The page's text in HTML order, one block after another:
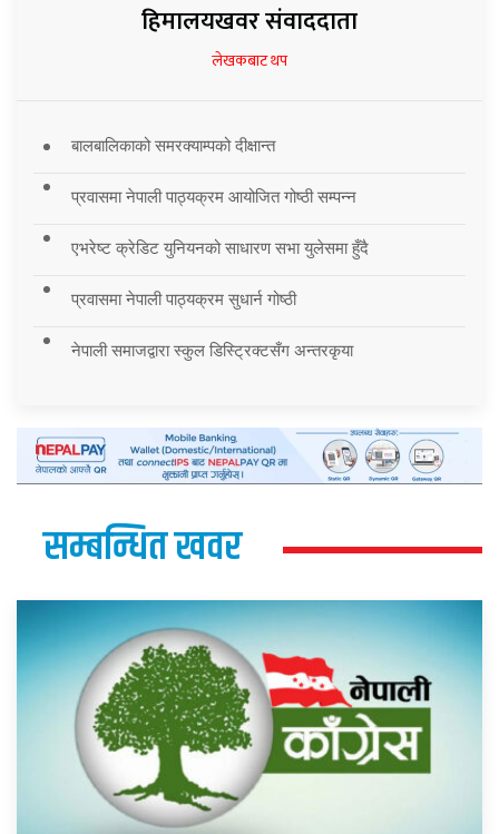
हिमालयखवर संवाददाता
लेखकबाट थप
बालबालिकाको समरक्याम्पको दीक्षान्त
प्रवासमा नेपाली पाठ्यक्रम आयोजित गोष्ठी सम्पन्न
एभरेष्ट क्रेडिट युनियनको साधारण सभा युलेसमा हुँदै
प्रवासमा नेपाली पाठ्यक्रम सुधार्न गोष्ठी
नेपाली समाजद्वारा स्कुल डिस्ट्रिक्टसँग अन्तरकृया
सम्बन्धित खवर